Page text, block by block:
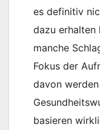
es definitiv
dazu erhalten
manche
Fokus der
davon
basieren